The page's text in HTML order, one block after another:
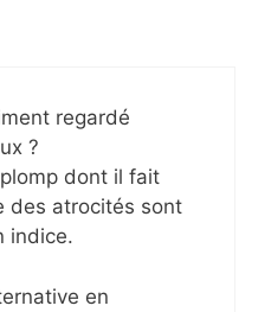
regardé
?
dont il fait
des atrocités sont
indice.
en